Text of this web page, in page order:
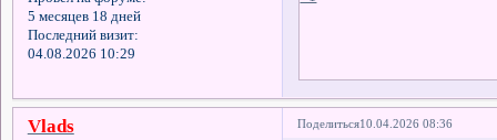
5 месяцев 18 дней
Последний визит:
04.08.2026 10:29
Поделиться10.04.2026 08:36
Vlads